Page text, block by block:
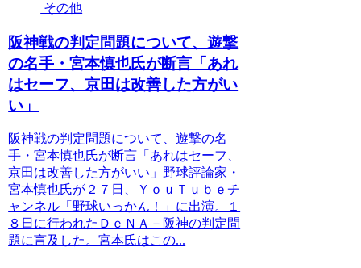
その他
阪神戦の判定問題について、遊撃
の名手・宮本慎也氏が断言「あれ
はセーフ、京田は改善した方がい
い」
阪神戦の判定問題について、遊撃の名
手・宮本慎也氏が断言「あれはセーフ、
京田は改善した方がいい」野球評論家・
宮本慎也氏が２７日、ＹｏｕＴｕｂｅチ
ャンネル「野球いっかん！」に出演。１
８日に行われたＤｅＮＡ－阪神の判定問
題に言及した。宮本氏はこの...